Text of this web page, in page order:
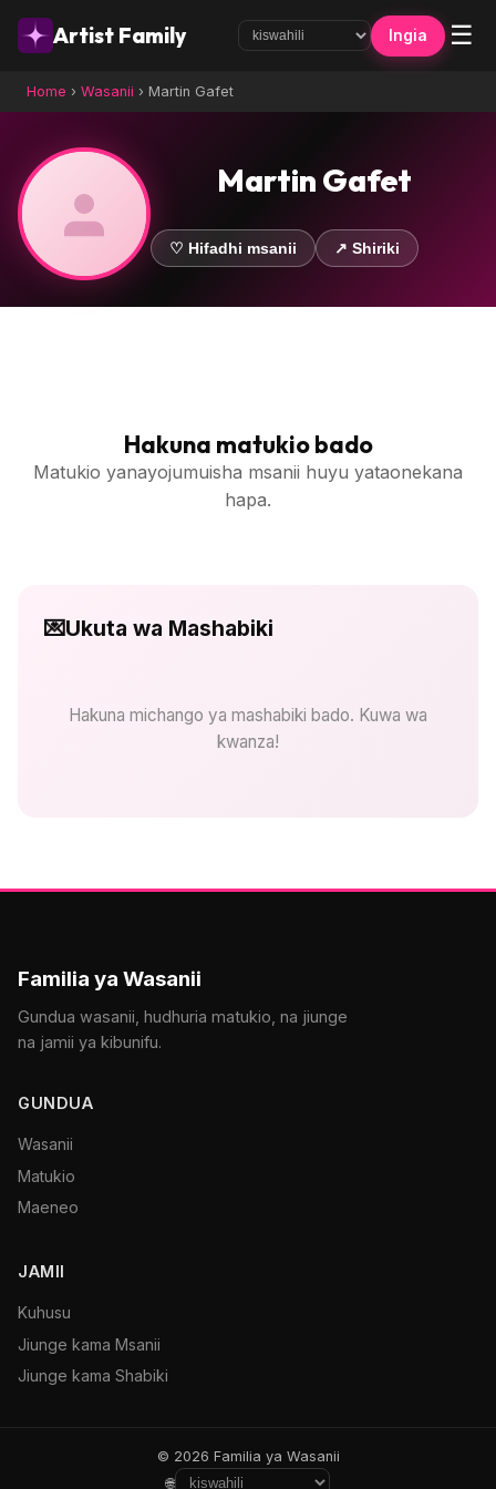
Artist Family Ingia ☰
Home › Wasanii › Martin Gafet
Martin Gafet
♡ Hifadhi msanii ↗ Shiriki
Hakuna matukio bado
Matukio yanayojumuisha msanii huyu yataonekana
hapa.
💌Ukuta wa Mashabiki
Hakuna michango ya mashabiki bado. Kuwa wa
kwanza!
Familia ya Wasanii
Gundua wasanii, hudhuria matukio, na jiunge
na jamii ya kibunifu.
GUNDUA
Wasanii
Matukio
Maeneo
JAMII
Kuhusu
Jiunge kama Msanii
Jiunge kama Shabiki
© 2026 Familia ya Wasanii
🌐